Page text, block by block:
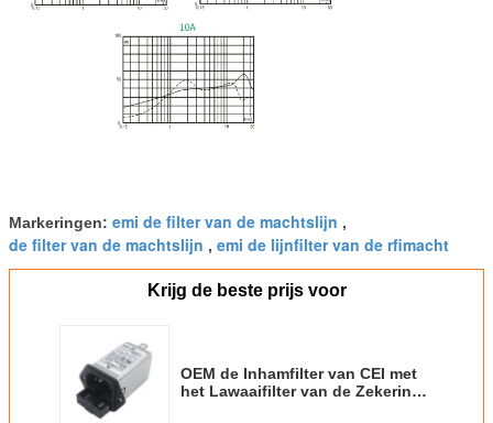
Markeringen: emi de filter van de machtslijn ,
de filter van de machtslijn , emi de lijnfilter van de rfimacht
Krijg de beste prijs voor
OEM de Inhamfilter van CEI met
het Lawaaifilter van de Zekerings